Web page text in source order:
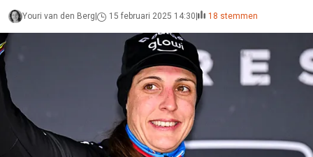
Youri van den Berg 15 februari 2025 14:30 18 stemmen